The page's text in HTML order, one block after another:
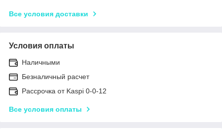
Все условия доставки
Условия оплаты
Наличными
Безналичный расчет
Рассрочка от Kaspi 0-0-12
Все условия оплаты